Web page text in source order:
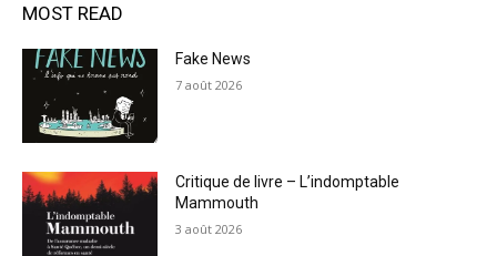
MOST READ
Fake News
7 août 2026
Critique de livre – L’indomptable
Mammouth
3 août 2026